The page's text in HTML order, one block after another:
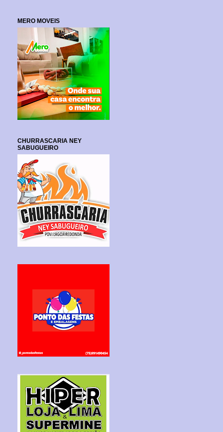
MERO MOVEIS
CHURRASCARIA NEY
SABUGUEIRO